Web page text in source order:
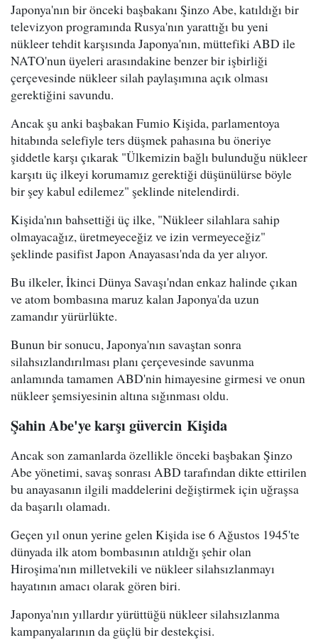
Japonya'nın bir önceki başbakanı Şinzo Abe, katıldığı bir
televizyon programında Rusya'nın yarattığı bu yeni
nükleer tehdit karşısında Japonya'nın, müttefiki ABD ile
NATO'nun üyeleri arasındakine benzer bir işbirliği
çerçevesinde nükleer silah paylaşımına açık olması
gerektiğini savundu.
Ancak şu anki başbakan Fumio Kişida, parlamentoya
hitabında selefiyle ters düşmek pahasına bu öneriye
şiddetle karşı çıkarak "Ülkemizin bağlı bulunduğu nükleer
karşıtı üç ilkeyi korumamız gerektiği düşünülürse böyle
bir şey kabul edilemez" şeklinde nitelendirdi.
Kişida'nın bahsettiği üç ilke, "Nükleer silahlara sahip
olmayacağız, üretmeyeceğiz ve izin vermeyeceğiz"
şeklinde pasifist Japon Anayasası'nda da yer alıyor.
Bu ilkeler, İkinci Dünya Savaşı'ndan enkaz halinde çıkan
ve atom bombasına maruz kalan Japonya'da uzun
zamandır yürürlükte.
Bunun bir sonucu, Japonya'nın savaştan sonra
silahsızlandırılması planı çerçevesinde savunma
anlamında tamamen ABD'nin himayesine girmesi ve onun
nükleer şemsiyesinin altına sığınması oldu.
Şahin Abe'ye karşı güvercin Kişida
Ancak son zamanlarda özellikle önceki başbakan Şinzo
Abe yönetimi, savaş sonrası ABD tarafından dikte ettirilen
bu anayasanın ilgili maddelerini değiştirmek için uğraşsa
da başarılı olamadı.
Geçen yıl onun yerine gelen Kişida ise 6 Ağustos 1945'te
dünyada ilk atom bombasının atıldığı şehir olan
Hiroşima'nın milletvekili ve nükleer silahsızlanmayı
hayatının amacı olarak gören biri.
Japonya'nın yıllardır yürüttüğü nükleer silahsızlanma
kampanyalarının da güçlü bir destekçisi.